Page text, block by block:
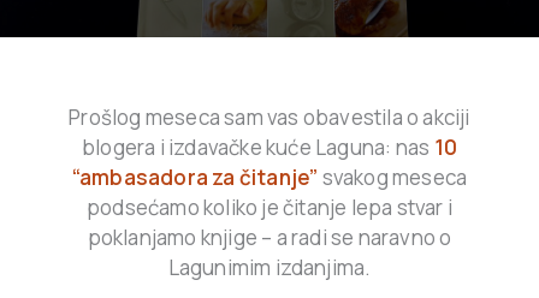
Prošlog meseca sam vas obavestila o akciji
blogera i izdavačke kuće Laguna: nas 10
“ambasadora za čitanje” svakog meseca
podsećamo koliko je čitanje lepa stvar i
poklanjamo knjige – a radi se naravno o
Lagunimim izdanjima.